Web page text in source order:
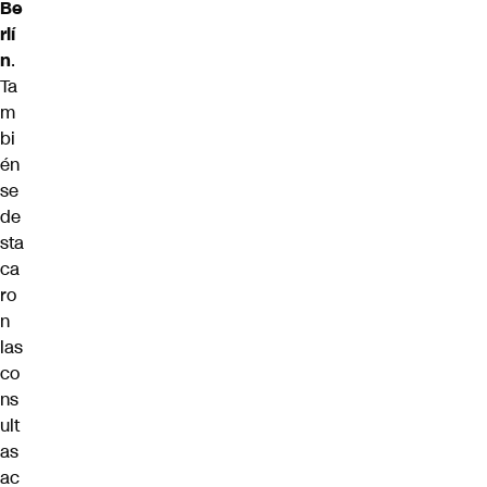
Be
rlí
n.
Ta
m
bi
én
se
de
sta
ca
ro
n
las
co
ns
ult
as
ac